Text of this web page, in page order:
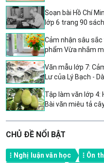
Soạn bài Hồ Chí
lớp 6 trang 90
Cảm nhận sâu
phẩm Vừa nhắm
Văn mẫu lớp 7:
Lư của Lý Bạch -
Tập làm văn lớp 4:
Bài văn miêu tả
CHỦ ĐỀ NỔI BẬT
Nghị luận văn học Ôn